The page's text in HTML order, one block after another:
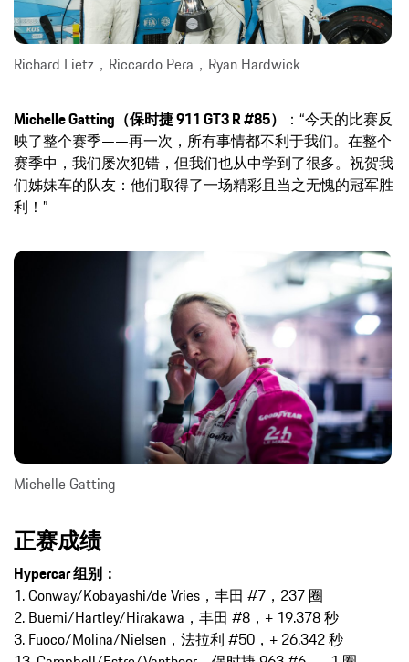
Richard Lietz，Riccardo Pera，Ryan Hardwick
Michelle Gatting（保时捷 911 GT3 R #85）
：“今天的比赛反
映了整个赛季——再一次，所有事情都不利于我们。在整个
赛季中，我们屡次犯错，但我们也从中学到了很多。祝贺我
们姊妹车的队友：他们取得了一场精彩且当之无愧的冠军胜
利！”
Michelle Gatting
正赛成绩
Hypercar 组别：
1. Conway/Kobayashi/de Vries，丰田 #7，237 圈
2. Buemi/Hartley/Hirakawa，丰田 #8，+ 19.378 秒
3. Fuoco/Molina/Nielsen，法拉利 #50，+ 26.342 秒